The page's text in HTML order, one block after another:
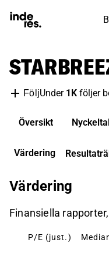
FöljUnder 1K följer
Översikt
Värdering
Värdering
Finansiella
P/E (just.)